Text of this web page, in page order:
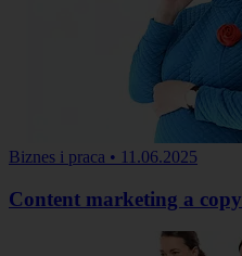
Biznes i praca • 11.06.2025
Content marketing a